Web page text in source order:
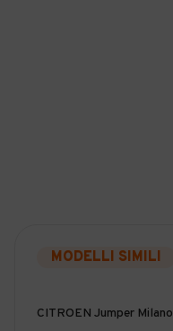
MODELLI SIMILI
CITROEN Jumper Milano